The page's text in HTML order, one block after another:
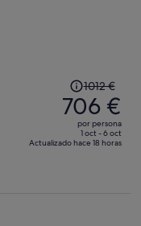
El
precio
era
1012 €,
1012 €
706 €
por persona
1 oct - 6 oct
Actualizado hace 18 horas